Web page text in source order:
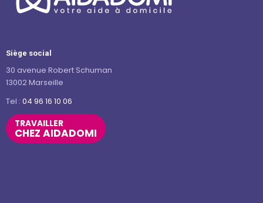
Siège social
30 avenue Robert Schuman
13002 Marseille
Tel : 04 96 16 10 06
TRAVAILLER
CHEZ AIDADOMI